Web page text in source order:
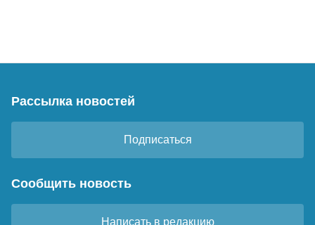
Рассылка новостей
Подписаться
Сообщить новость
Написать в редакцию